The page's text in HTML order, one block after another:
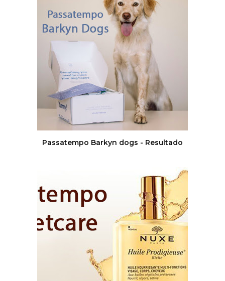
Passatempo Barkyn dogs - Resultado